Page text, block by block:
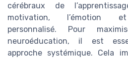
cérébraux de
motivation, l’émotion et
personnalisé. Pour
neuroéducation, il est
approche systémique. Cela